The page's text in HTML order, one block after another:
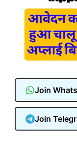
Join
Join